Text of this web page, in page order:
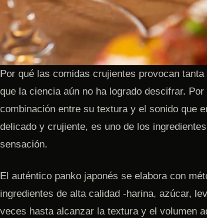
Por qué las comidas crujientes provocan
que la ciencia aún no ha logrado descifrar.
combinación entre su textura y el sonido que
delicado y crujiente, es uno de los
sensación.
El auténtico panko japonés se elabora con
ingredientes de alta calidad -harina, azúcar,
veces hasta alcanzar la textura y el volumen